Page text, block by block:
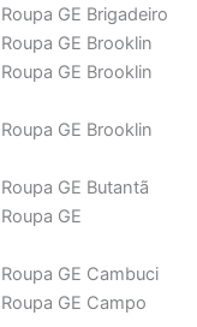
GE Brigadeiro
GE Brooklin
GE Brooklin
GE Brooklin
GE Butantã
GE
GE Cambuci
GE Campo